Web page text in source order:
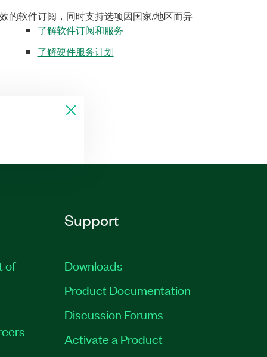
的软件订阅，同时支持选项因国家/地区而异
了解软件订阅和服务
了解硬件服务计划
of
Support
Downloads
Product Documentation
Discussion Forums
Activate a Product